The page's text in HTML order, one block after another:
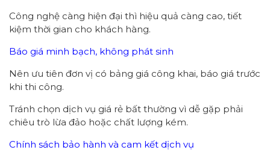
Công nghệ càng hiện đại thì hiệu quả càng cao, tiết
kiệm thời gian cho khách hàng.
Báo giá minh bạch, không phát sinh
Nên ưu tiên đơn vị có bảng giá công khai, báo giá trước
khi thi công.
Tránh chọn dịch vụ giá rẻ bất thường vì dễ gặp phải
chiêu trò lừa đảo hoặc chất lượng kém.
Chính sách bảo hành và cam kết dịch vụ